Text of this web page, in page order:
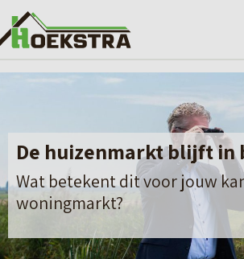
De huizenmarkt blijft in
Wat betekent dit voor jouw
woningmarkt?